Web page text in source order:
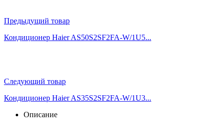
Предыдущий товар
Кондиционер Haier AS50S2SF2FA-W/1U5...
Следующий товар
Кондиционер Haier AS35S2SF2FA-W/1U3...
Описание